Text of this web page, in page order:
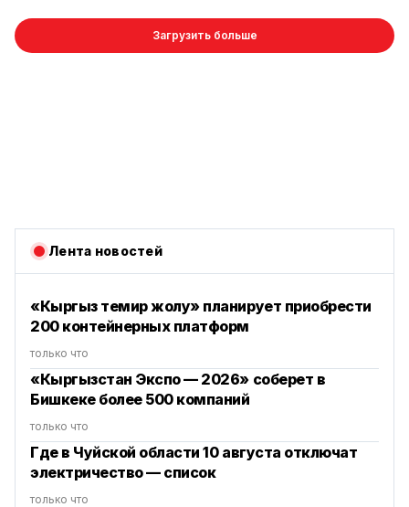
Загрузить больше
Лента новостей
«Кыргыз темир жолу» планирует приобрести
200 контейнерных платформ
только что
«Кыргызстан Экспо — 2026» соберет в
Бишкеке более 500 компаний
только что
Где в Чуйской области 10 августа отключат
электричество — список
только что